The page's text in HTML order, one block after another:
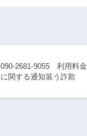
090-2681-9055 利用料金
に関する通知装う詐欺